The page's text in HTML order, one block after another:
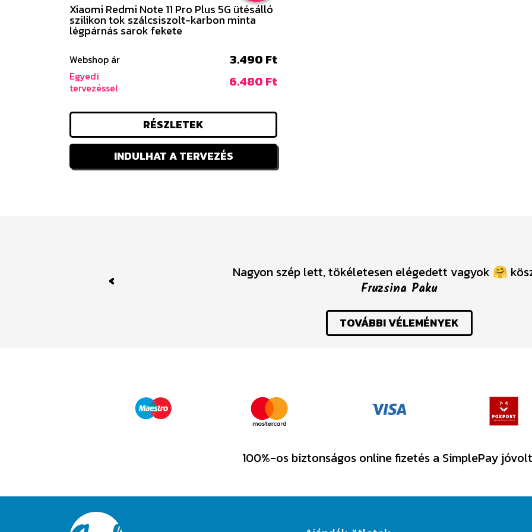
Xiaomi Redmi Note 11 Pro Plus 5G ütésálló
szilikon tok szálcsiszolt-karbon minta
légpárnás sarok fekete
Webshop ár 3.490 Ft
Egyedi
tervezéssel
6.480 Ft
RÉSZLETEK
INDULHAT A TERVEZÉS
Nagyon szép lett, tökéletesen elégedett vagyok 🤗
Fruzsina Paku
TOVÁBBI VÉLEMÉNYEK